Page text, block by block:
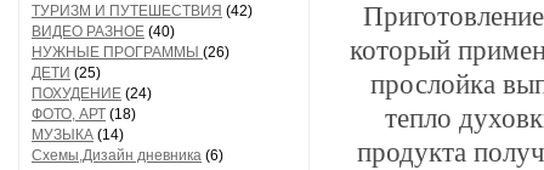
ТУРИЗМ И ПУТЕШЕСТВИЯ (42)
ВИДЕО РАЗНОЕ (40)
НУЖНЫЕ ПРОГРАММЫ (26)
ДЕТИ (25)
ПОХУДЕНИЕ (24)
ФОТО, АРТ (18)
МУЗЫКА (14)
Схемы,Дизайн дневника (6)
который
прослойка
тепло
продукта